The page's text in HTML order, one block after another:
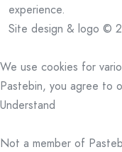
experience.
Site design & logo ©
We use cookies for
Pastebin, you agree to
Understand
Not a member of